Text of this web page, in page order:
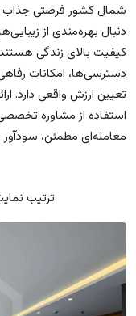
شمال کشور فرصتی جذاب
دنبال بهره‌مندی از
کیفیت بالای زندگی
دسترسی‌ها، امکانات
تعیین ارزش واقعی دارد.
استفاده از مشاوره
معامله‌ای مطمئن،
ترتیب